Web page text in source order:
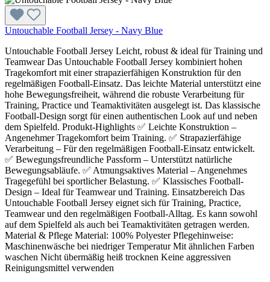
Untouchable Football Jersey - Navy Blue
Untouchable Football Jersey Leicht, robust & ideal für Training und
Teamwear Das Untouchable Football Jersey kombiniert hohen
Tragekomfort mit einer strapazierfähigen Konstruktion für den
regelmäßigen Football-Einsatz. Das leichte Material unterstützt eine
hohe Bewegungsfreiheit, während die robuste Verarbeitung für
Training, Practice und Teamaktivitäten ausgelegt ist. Das klassische
Football-Design sorgt für einen authentischen Look auf und neben
dem Spielfeld. Produkt-Highlights ✅ Leichte Konstruktion –
Angenehmer Tragekomfort beim Training. ✅ Strapazierfähige
Verarbeitung – Für den regelmäßigen Football-Einsatz entwickelt.
✅ Bewegungsfreundliche Passform – Unterstützt natürliche
Bewegungsabläufe. ✅ Atmungsaktives Material – Angenehmes
Tragegefühl bei sportlicher Belastung. ✅ Klassisches Football-
Design – Ideal für Teamwear und Training. Einsatzbereich Das
Untouchable Football Jersey eignet sich für Training, Practice,
Teamwear und den regelmäßigen Football-Alltag. Es kann sowohl
auf dem Spielfeld als auch bei Teamaktivitäten getragen werden.
Material & Pflege Material: 100% Polyester Pflegehinweise:
Maschinenwäsche bei niedriger Temperatur Mit ähnlichen Farben
waschen Nicht übermäßig heiß trocknen Keine aggressiven
Reinigungsmittel verwenden